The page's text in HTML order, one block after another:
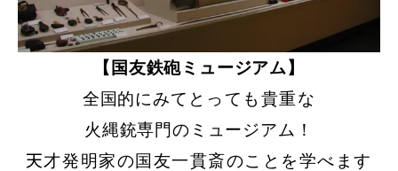
【国友鉄砲ミュージアム】
全国的にみて とっても貴重な
火縄銃専門のミュージアム ！
天才発明家の国友一貫斎のことを学べます